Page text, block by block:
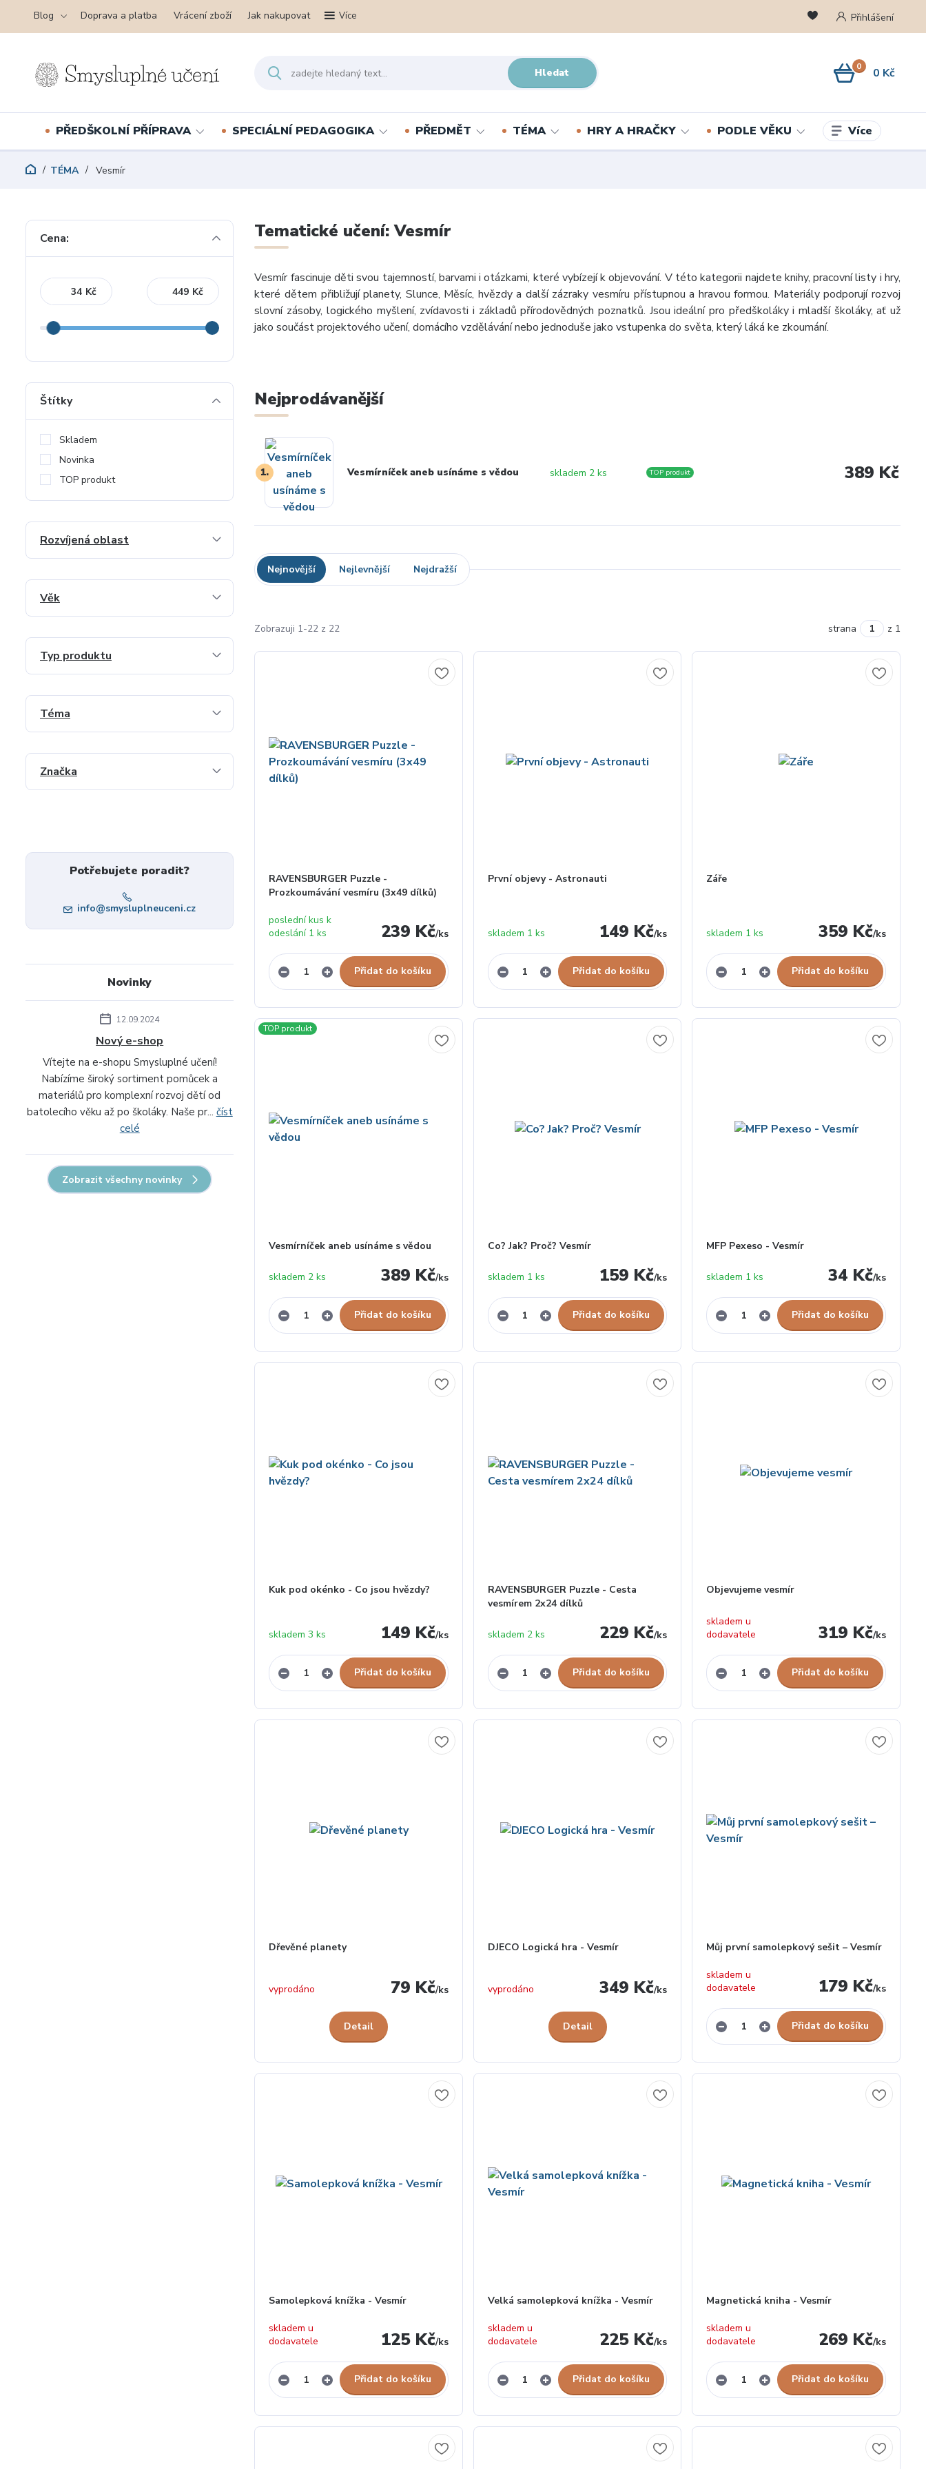
Blog Doprava a platba Vrácení zboží Jak nakupovat Více Přihlášení
Hledat 0 0 Kč
PŘEDŠKOLNÍ PŘÍPRAVA SPECIÁLNÍ PEDAGOGIKA PŘEDMĚT TÉMA HRY A HRAČKY PODLE VĚKU Více
TÉMA Vesmír
Tematické učení: Vesmír
Vesmír fascinuje děti svou tajemností, barvami i otázkami, které vybízejí k objevování. V této kategorii najdete knihy, pracovní listy i hry,
které dětem přibližují planety, Slunce, Měsíc, hvězdy a další zázraky vesmíru přístupnou a hravou formou. Materiály podporují rozvoj
slovní zásoby, logického myšlení, zvídavosti i základů přírodovědných poznatků. Jsou ideální pro předškoláky i mladší školáky, ať už
jako součást projektového učení, domácího vzdělávání nebo jednoduše jako vstupenka do světa, který láká ke zkoumání.
Nejprodávanější
1. Vesmírníček aneb usínáme s vědou skladem 2 ks TOP produkt 389 Kč
Nejnovější Nejlevnější Nejdražší
Zobrazuji 1-22 z 22 strana z 1
RAVENSBURGER Puzzle -
Prozkoumávání vesmíru (3x49 dílků)
239 Kč/ks
poslední kus k
odeslání 1 ks
Přidat do košíku
První objevy - Astronauti
149 Kč/ks
skladem 1 ks
Přidat do košíku
Záře
359 Kč/ks
skladem 1 ks
Přidat do košíku
TOP produkt
Vesmírníček aneb usínáme s vědou
389 Kč/ks
skladem 2 ks
Přidat do košíku
Co? Jak? Proč? Vesmír
159 Kč/ks
skladem 1 ks
Přidat do košíku
MFP Pexeso - Vesmír
34 Kč/ks
skladem 1 ks
Přidat do košíku
Kuk pod okénko - Co jsou hvězdy?
149 Kč/ks
skladem 3 ks
Přidat do košíku
RAVENSBURGER Puzzle - Cesta
vesmírem 2x24 dílků
229 Kč/ks
skladem 2 ks
Přidat do košíku
Objevujeme vesmír
319 Kč/ks
skladem u
dodavatele
Přidat do košíku
Dřevěné planety
79 Kč/ks
vyprodáno
Detail
DJECO Logická hra - Vesmír
349 Kč/ks
vyprodáno
Detail
Můj první samolepkový sešit – Vesmír
179 Kč/ks
skladem u
dodavatele
Přidat do košíku
Samolepková knížka - Vesmír
125 Kč/ks
skladem u
dodavatele
Přidat do košíku
Velká samolepková knížka - Vesmír
225 Kč/ks
skladem u
dodavatele
Přidat do košíku
Magnetická kniha - Vesmír
269 Kč/ks
skladem u
dodavatele
Přidat do košíku
Cena:
Kč Kč
Štítky
Skladem
Novinka
TOP produkt
Rozvíjená oblast
Věk
Typ produktu
Téma
Značka
Potřebujete poradit?
info@smysluplneuceni.cz
Novinky
12.09.2024
Nový e-shop
Vítejte na e-shopu Smysluplné učení!
Nabízíme široký sortiment pomůcek a
materiálů pro komplexní rozvoj dětí od
batolecího věku až po školáky. Naše pr... číst
celé
Zobrazit všechny novinky